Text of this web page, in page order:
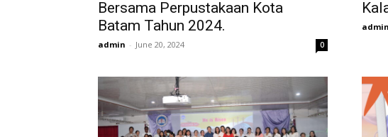
Bersama Perpustakaan Kota
Batam Tahun 2024.
admin - June 20, 2024 0
admin